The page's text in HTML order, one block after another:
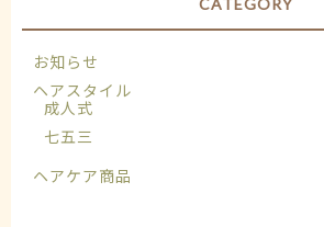
お知らせ
ヘアスタイル
成人式
七五三
ヘアケア商品